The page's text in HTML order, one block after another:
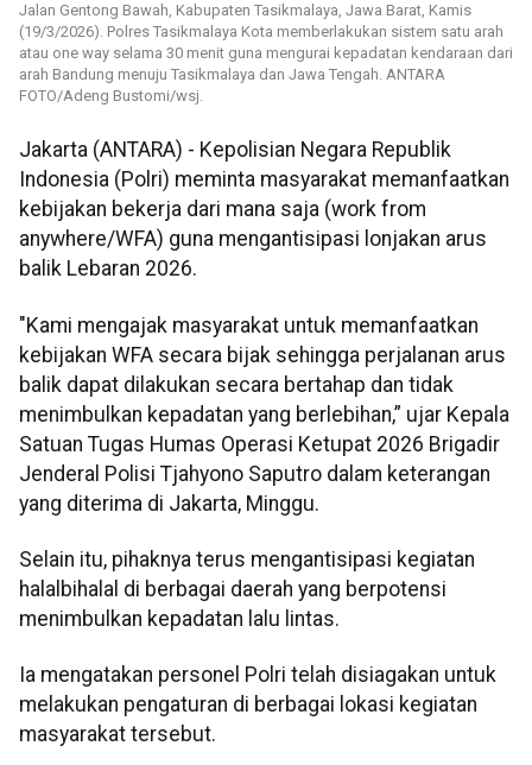
Jalan Gentong Bawah, Kabupaten Tasikmalaya, Jawa Barat, Kamis
(19/3/2026). Polres Tasikmalaya Kota memberlakukan sistem satu arah
atau one way selama 30 menit guna mengurai kepadatan kendaraan dari
arah Bandung menuju Tasikmalaya dan Jawa Tengah. ANTARA
FOTO/Adeng Bustomi/wsj.
Jakarta (ANTARA) - Kepolisian Negara Republik
Indonesia (Polri) meminta masyarakat memanfaatkan
kebijakan bekerja dari mana saja (work from
anywhere/WFA) guna mengantisipasi lonjakan arus
balik Lebaran 2026.
"Kami mengajak masyarakat untuk memanfaatkan
kebijakan WFA secara bijak sehingga perjalanan arus
balik dapat dilakukan secara bertahap dan tidak
menimbulkan kepadatan yang berlebihan,” ujar Kepala
Satuan Tugas Humas Operasi Ketupat 2026 Brigadir
Jenderal Polisi Tjahyono Saputro dalam keterangan
yang diterima di Jakarta, Minggu.
Selain itu, pihaknya terus mengantisipasi kegiatan
halalbihalal di berbagai daerah yang berpotensi
menimbulkan kepadatan lalu lintas.
Ia mengatakan personel Polri telah disiagakan untuk
melakukan pengaturan di berbagai lokasi kegiatan
masyarakat tersebut.